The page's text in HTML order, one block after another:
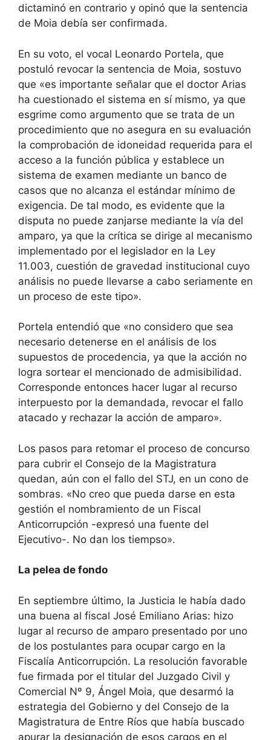
dictaminó en contrario y opinó que la sentencia
de Moia debía ser confirmada.
En su voto, el vocal Leonardo Portela, que
postuló revocar la sentencia de Moia, sostuvo
que «es importante señalar que el doctor Arias
ha cuestionado el sistema en sí mismo, ya que
esgrime como argumento que se trata de un
procedimiento que no asegura en su evaluación
la comprobación de idoneidad requerida para el
acceso a la función pública y establece un
sistema de examen mediante un banco de
casos que no alcanza el estándar mínimo de
exigencia. De tal modo, es evidente que la
disputa no puede zanjarse mediante la vía del
amparo, ya que la crítica se dirige al mecanismo
implementado por el legislador en la Ley
11.003, cuestión de gravedad institucional cuyo
análisis no puede llevarse a cabo seriamente en
un proceso de este tipo».
Portela entendió que «no considero que sea
necesario detenerse en el análisis de los
supuestos de procedencia, ya que la acción no
logra sortear el mencionado de admisibilidad.
Corresponde entonces hacer lugar al recurso
interpuesto por la demandada, revocar el fallo
atacado y rechazar la acción de amparo».
Los pasos para retomar el proceso de concurso
para cubrir el Consejo de la Magistratura
quedan, aún con el fallo del STJ, en un cono de
sombras. «No creo que pueda darse en esta
gestión el nombramiento de un Fiscal
Anticorrupción -expresó una fuente del
Ejecutivo-. No dan los tiempso».
La pelea de fondo
En septiembre último, la Justicia le había dado
una buena al fiscal José Emiliano Arias: hizo
lugar al recurso de amparo presentado por uno
de los postulantes para ocupar cargo en la
Fiscalía Anticorrupción. La resolución favorable
fue firmada por el titular del Juzgado Civil y
Comercial Nº 9, Ángel Moia, que desarmó la
estrategia del Gobierno y del Consejo de la
Magistratura de Entre Ríos que había buscado
apurar la designación de esos cargos en el